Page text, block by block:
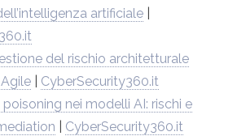
artificiale
del rischio architetturale
CyberSecurity360.it
poisoning nei modelli AI: rischi e
CyberSecurity360.it